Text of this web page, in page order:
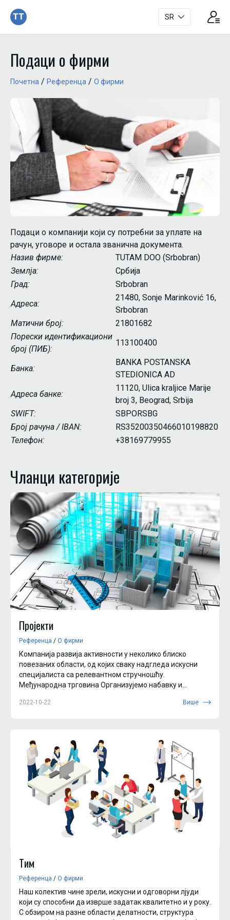
TT SR
Подаци о фирми
Почетна / Референца / О фирми
Подаци о компанији који су потребни за уплате на
рачун, уговоре и остала званична документа.
Назив фирме:
TUTAM DOO (Srbobran)
Землjа:
Србија
Град:
Srbobran
Адреса:
21480, Sonje Marinković 16,
Srbobran
Матични број:
21801682
Порески идентификациони
број (ПИБ):
113100400
Банка:
BANKA POSTANSKA
STEDIONICA AD
Адреса банке:
11120, Ulica kraljice Marije
broj 3, Beograd, Srbija
SWIFT:
SBPORSBG
Број рачуна / IBAN:
RS35200350466010198820
Телефон:
+38169779955
Чланци категориjе
Пројекти
Референца / О фирми
Компанија развија активности у неколико блиско
повезаних области, од којих сваку надгледа искусни
специјалиста са релевантном стручношћу.
Међународна трговина Организујемо набавку и
2022-10-22 Више
Тим
Референца / О фирми
Наш колектив чине зрели, искусни и одговорни лjуди
који су способни да изврше задатак квалитетно и у року.
С обзиром на разне области делатности, структура